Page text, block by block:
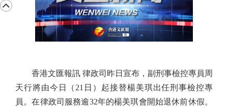
香港文匯報訊 律政司昨日宣布，副刑事檢控專員周
天行將由今日（21日）起接替楊美琪出任刑事檢控專
員。在律政司服務逾32年的楊美琪會開始退休前休假。